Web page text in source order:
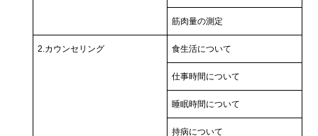
筋肉量の測定
2.カウンセリング 食生活について
仕事時間について
睡眠時間について
持病について